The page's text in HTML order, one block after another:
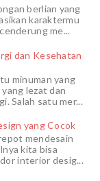
berlian yang
karaktermu
me...
dan Kesehatan
minuman yang
lezat dan
Salah satu mer...
yang Cocok
mendesain
kita bisa
interior desig...